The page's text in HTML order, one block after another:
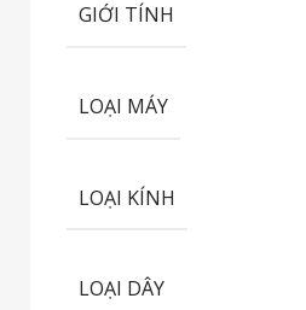
GIỚI TÍNH
LOẠI MÁY
LOẠI KÍNH
LOẠI DÂY